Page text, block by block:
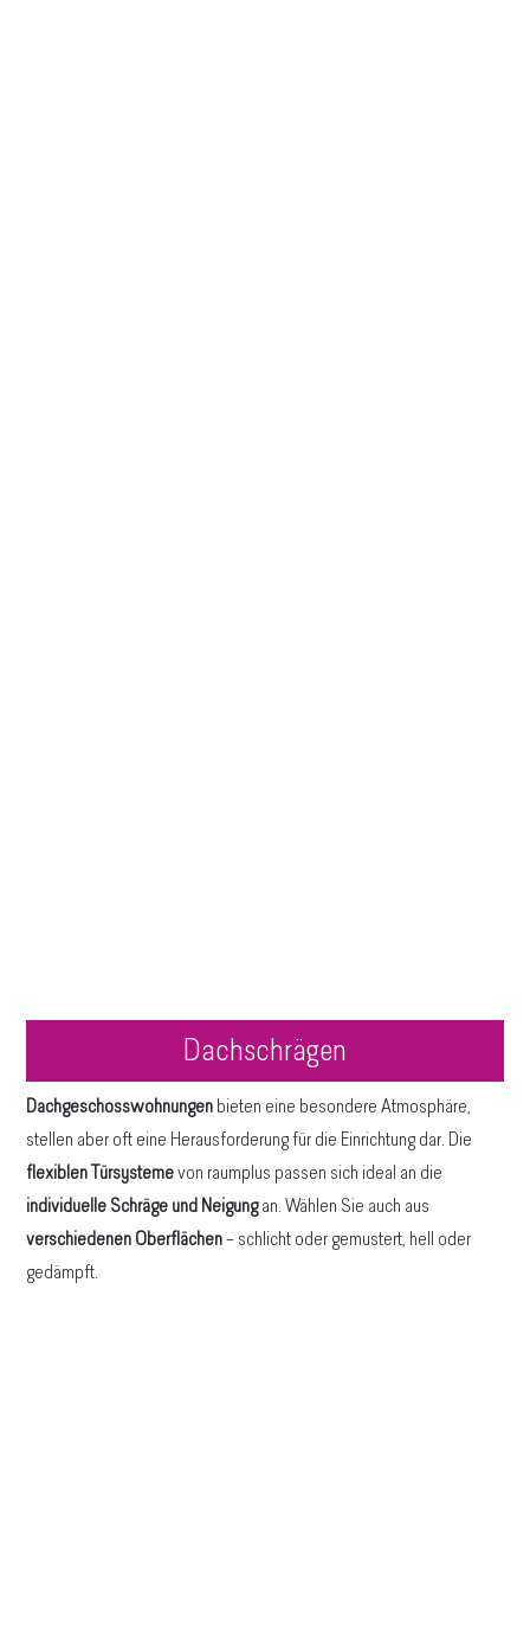
Dachschrägen
Dachgeschosswohnungen bieten eine besondere Atmosphäre,
stellen aber oft eine Herausforderung für die Einrichtung dar. Die
flexiblen Türsystemevon raumplus passen sich ideal an die
individuelle Schräge und Neigungan. Wählen Sie auch aus
verschiedenen Oberflächen– schlicht oder gemustert, hell oder
gedämpft.